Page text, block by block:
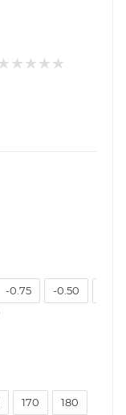
-0.75 -0.50
170 180